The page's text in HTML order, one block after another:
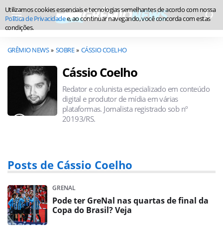
GRÊMIO NEWS SOBRE CÁSSIO COELHO
Cássio Coelho
Redator e colunista especializado em conteúdo
digital e produtor de mídia em várias
plataformas. Jornalista registrado sob nº
20193/RS.
Posts de Cássio Coelho
GRENAL
Pode ter GreNal nas quartas de final da
Copa do Brasil? Veja
Utilizamos cookies essenciais e tecnologias semelhantes de acordo com nossa
Política de Privacidadee, ao continuar navegando, você concorda com estas
condições.